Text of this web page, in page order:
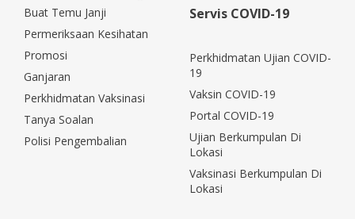
Buat Temu Janji
Permeriksaan Kesihatan
Promosi
Ganjaran
Perkhidmatan Vaksinasi
Tanya Soalan
Polisi Pengembalian
Servis COVID-19
Perkhidmatan Ujian COVID-
19
Vaksin COVID-19
Portal COVID-19
Ujian Berkumpulan Di
Lokasi
Vaksinasi Berkumpulan Di
Lokasi